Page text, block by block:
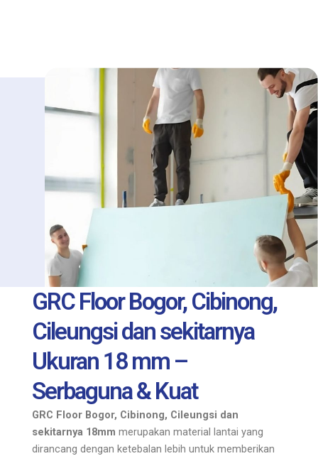
GRC Floor Bogor, Cibinong,
Cileungsi dan sekitarnya
Ukuran 18 mm –
Serbaguna & Kuat
GRC Floor Bogor, Cibinong, Cileungsi dan
sekitarnya 18mm merupakan material lantai yang
dirancang dengan ketebalan lebih untuk memberikan